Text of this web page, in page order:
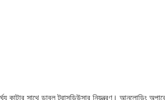
কাটার সাথে ডাবল ট্রান্সডিউসার নিয়ন্ত্রণ। আনলোডিং